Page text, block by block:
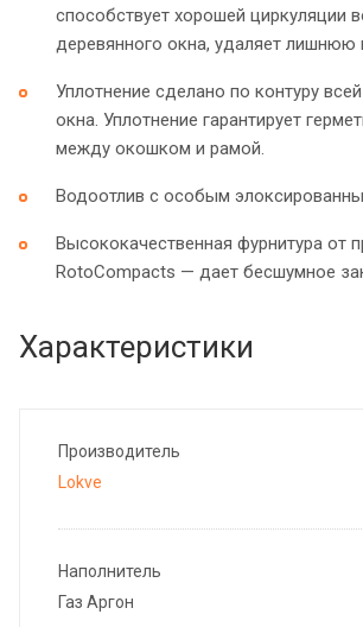
способствует хорошей циркуляции
деревянного окна, удаляет лишнюю
Уплотнение сделано по контуру
окна. Уплотнение гарантирует
между окошком и рамой.
Водоотлив с особым
Высококачественная фурнитура от
RotoCompacts — дает бесшумное
Характеристики
Производитель
Lokve
Наполнитель
Газ Аргон